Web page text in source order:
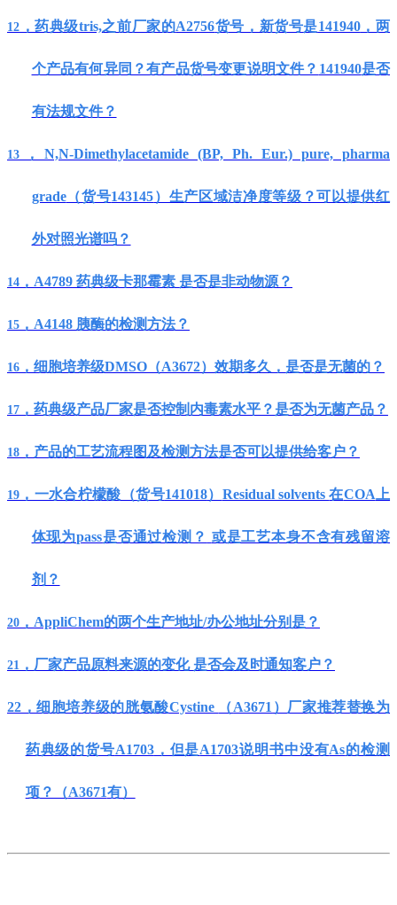
12 ，药典级tris,之前厂家的A2756货号，新货号是141940，两
个产品有何异同？有产品货号变更说明文件？ 141940是否
有法规文件？
13 ， N,N-Dimethylacetamide (BP, Ph. Eur.) pure, pharma
grade（货号143145）生产区域洁净度等级？可以提供红
外对照光谱吗？
14 ， A4789 药典级卡那霉素 是否是非动物源？
15 ， A4148 胰酶的检测方法？
16 ， 细胞培养级DMSO （A3672） 效期多久，是否是无菌的？
17 ，药典级产品厂家是否控制内毒素水平？是否为无菌产品？
18 ，产品的工艺流程图及检测方法是否可以提供给客户？
19 ，一水合柠檬酸（货号141018） Residual solvents在COA 上
体现为pass是否通过检测？ 或是工艺本身不含有残留溶
剂？
20 ， AppliChem的两个生产地址/办公地址分别是？
21 ，厂家产品原料来源的变化 是否会及时通知客户？
22 ，细胞培养级的胱氨酸Cystine （A3671 ） 厂家推荐替换为
药典级的货号A1703，但是A1703说明书中没有As的检测
项？（A3671有）